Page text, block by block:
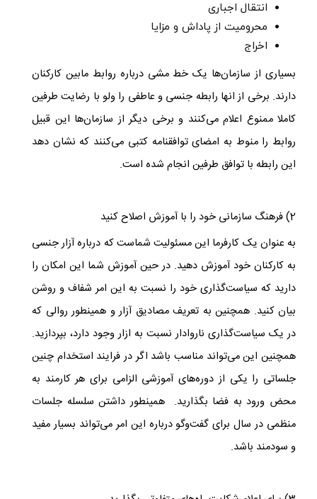
انتقال اجباری
محرومیت از پاداش و مزایا
اخراج
بسیاری از سازمان‌ها یک خط مشی درباره روابط مابین کارکنان
دارند. برخی از انها رابطه جنسی و عاطفی را ولو با رضایت طرفین
کاملا ممنوع اعلام می‌کنند و برخی دیگر از سازمان‌ها این قبیل
روابط را منوط به امضای توافقنامه کتبی می‌کنند که نشان دهد
این رابطه با توافق طرفین انجام شده است.
2) فرهنگ سازمانی خود را با آموزش اصلاح کنید
به عنوان یک کارفرما این مسئولیت شماست که درباره آزار جنسی
به کارکنان خود آموزش دهید. در حین آموزش شما این امکان را
دارید که سیاست‌گذاری خود را نسبت به این امر شفاف و روشن
بیان کنید. همچنین به تعریف مصادیق آزار و همینطور روالی که
در یک سیاست‌گذاری ناروادار نسبت به ازار وجود دارد، بپردازید.
همچنین این می‌تواند مناسب باشد اگر در فرایند استخدام چنین
جلساتی را یکی از دوره‌های آموزشی الزامی برای هر کارمند به
محض ورود به فضا بگذارید. همینطور داشتن سلسله جلسات
منظمی در سال برای گفت‌وگو درباره این امر می‌تواند بسیار مفید
و سودمند باشد.